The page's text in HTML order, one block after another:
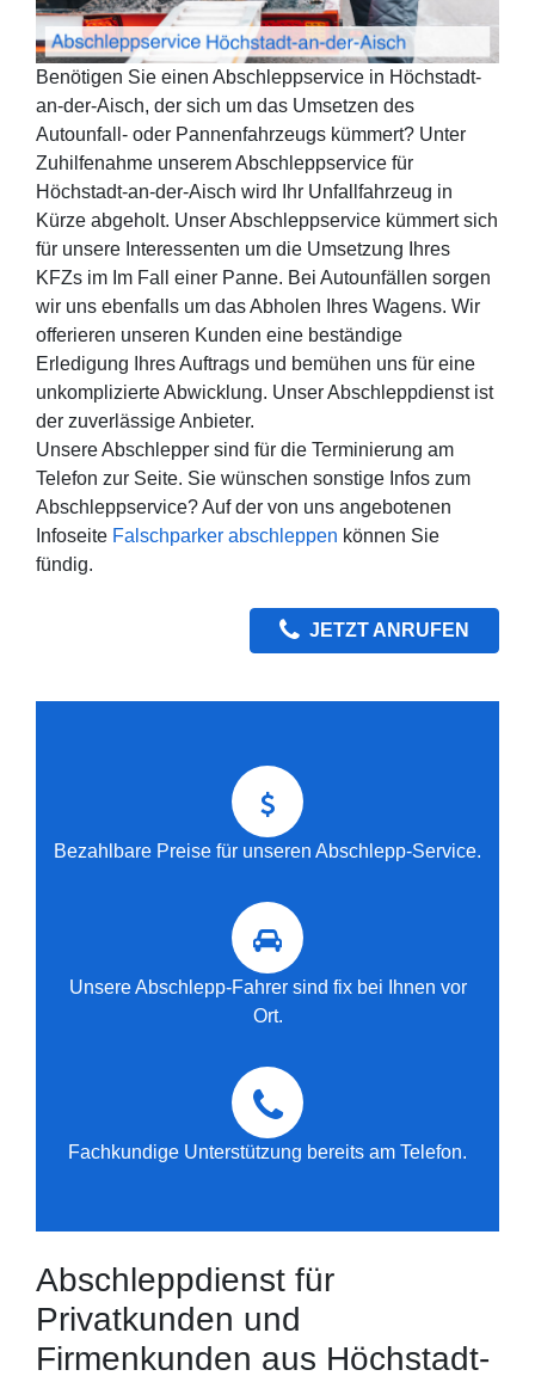
Benötigen Sie einen Abschleppservice in Höchstadt-
an-der-Aisch, der sich um das Umsetzen des
Autounfall- oder Pannenfahrzeugs kümmert? Unter
Zuhilfenahme unserem Abschleppservice für
Höchstadt-an-der-Aisch wird Ihr Unfallfahrzeug in
Kürze abgeholt. Unser Abschleppservice kümmert sich
für unsere Interessenten um die Umsetzung Ihres
KFZs im Im Fall einer Panne. Bei Autounfällen sorgen
wir uns ebenfalls um das Abholen Ihres Wagens. Wir
offerieren unseren Kunden eine beständige
Erledigung Ihres Auftrags und bemühen uns für eine
unkomplizierte Abwicklung. Unser Abschleppdienst ist
der zuverlässige Anbieter.
Unsere Abschlepper sind für die Terminierung am
Telefon zur Seite. Sie wünschen sonstige Infos zum
Abschleppservice? Auf der von uns angebotenen
Infoseite Falschparker abschleppen können Sie
fündig.
JETZT ANRUFEN
Bezahlbare Preise für unseren Abschlepp-Service.
Unsere Abschlepp-Fahrer sind fix bei Ihnen vor
Ort.
Fachkundige Unterstützung bereits am Telefon.
Abschleppdienst für
Privatkunden und
Firmenkunden aus Höchstadt-